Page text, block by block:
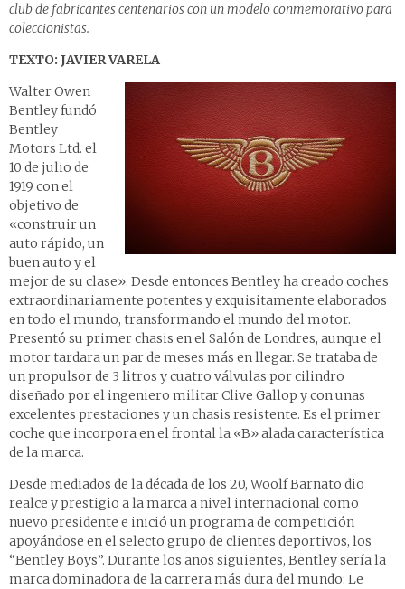
club de fabricantes centenarios con un modelo conmemorativo para
coleccionistas.
TEXTO: JAVIER VARELA
Walter Owen
Bentley fundó
Bentley
Motors Ltd. el
10 de julio de
1919 con el
objetivo de
«construir un
auto rápido, un
buen auto y el
mejor de su clase». Desde entonces Bentley ha creado coches
extraordinariamente potentes y exquisitamente elaborados
en todo el mundo, transformando el mundo del motor.
Presentó su primer chasis en el Salón de Londres, aunque el
motor tardara un par de meses más en llegar. Se trataba de
un propulsor de 3 litros y cuatro válvulas por cilindro
diseñado por el ingeniero militar Clive Gallop y con unas
excelentes prestaciones y un chasis resistente. Es el primer
coche que incorpora en el frontal la «B» alada característica
de la marca.
Desde mediados de la década de los 20, Woolf Barnato dio
realce y prestigio a la marca a nivel internacional como
nuevo presidente e inició un programa de competición
apoyándose en el selecto grupo de clientes deportivos, los
“Bentley Boys”. Durante los años siguientes, Bentley sería la
marca dominadora de la carrera más dura del mundo: Le